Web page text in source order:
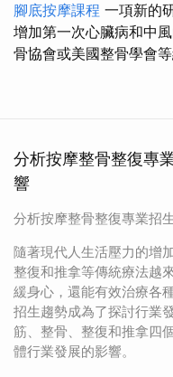
腳底按摩課程 一項新的
增加第一次心臟病和中
骨協會或美國整骨學會
分析按摩整骨整復專
響
分析按摩整骨整復專業招
隨著現代人生活壓力的增
整復和推拿等傳統療法越
緩身心，還能有效治療各
招生趨勢成為了探討行業
筋、整骨、整復和推拿四
體行業發展的影響。